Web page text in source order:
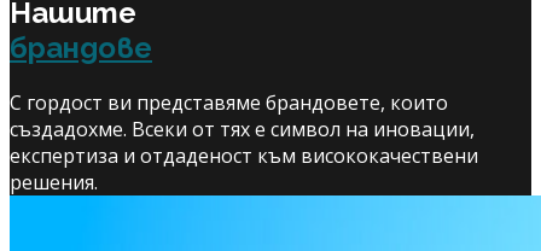
Нашите
брандове
С гордост ви представяме брандовете, които
създадохме. Всеки от тях е символ на иновации,
експертиза и отдаденост към висококачествени
решения.